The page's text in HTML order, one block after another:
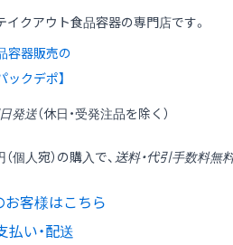
クアウト食品容器の専門店です。
容器販売の
ックデポ】
発送（休日・受発注品を除く）
（個人宛）の購入で、 送料・代引手数料無
客様はこちら
払い・配送